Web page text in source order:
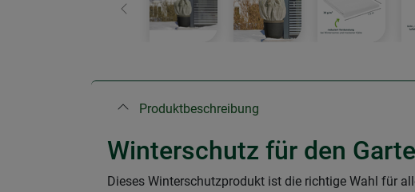
Zurück
Produktbeschreibung
Winterschutz für den
Dieses Winterschutzprodukt ist die richtige Wahl für